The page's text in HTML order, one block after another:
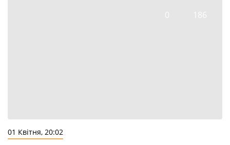
0 186
01 Квітня, 20:02